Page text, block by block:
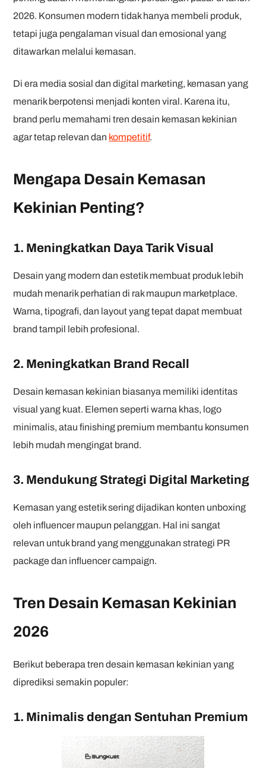
2026. Konsumen modern tidak hanya membeli produk,
tetapi juga pengalaman visual dan emosional yang
ditawarkan melalui kemasan.
Di era media sosial dan digital marketing, kemasan yang
menarik berpotensi menjadi konten viral. Karena itu,
brand perlu memahami tren desain kemasan kekinian
agar tetap relevan dan kompetitif.
Mengapa Desain Kemasan
Kekinian Penting?
1. Meningkatkan Daya Tarik Visual
Desain yang modern dan estetik membuat produk lebih
mudah menarik perhatian di rak maupun marketplace.
Warna, tipografi, dan layout yang tepat dapat membuat
brand tampil lebih profesional.
2. Meningkatkan Brand Recall
Desain kemasan kekinian biasanya memiliki identitas
visual yang kuat. Elemen seperti warna khas, logo
minimalis, atau finishing premium membantu konsumen
lebih mudah mengingat brand.
3. Mendukung Strategi Digital Marketing
Kemasan yang estetik sering dijadikan konten unboxing
oleh influencer maupun pelanggan. Hal ini sangat
relevan untuk brand yang menggunakan strategi PR
package dan influencer campaign.
Tren Desain Kemasan Kekinian
2026
Berikut beberapa tren desain kemasan kekinian yang
diprediksi semakin populer:
1. Minimalis dengan Sentuhan Premium